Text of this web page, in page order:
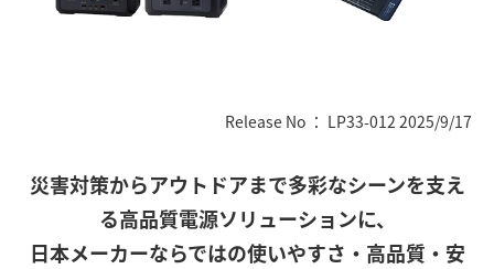
Release No ： LP33-012 2025/9/17
災害対策からアウトドアまで多彩なシーンを支え
る高品質電源ソリューションに、
日本メーカーならではの使いやすさ・高品質・安